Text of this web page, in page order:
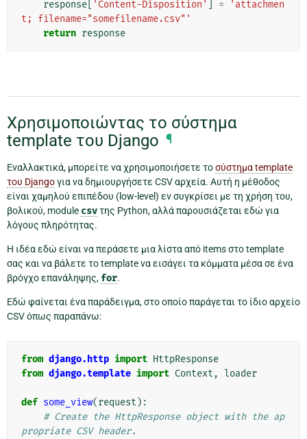
response 'Content-Disposition' =
'attachmen
t; filename="somefilename.csv"'
return response
Χρησιμοποιώντας το σύστημα
template του Django ¶
Εναλλακτικά, μπορείτε να χρησιμοποιήσετε τοσύστημα template
του Djangoγια να δημιουργήσετε CSV αρχεία. Αυτή η μέθοδος
είναι χαμηλού επιπέδου (low-level) εν συγκρίσει με τη χρήση του,
βολικού, module csvτης Python, αλλά παρουσιάζεται εδώ για
λόγους πληρότητας.
Η ιδέα εδώ είναι να περάσετε μια λίστα από items στο template
σας και να βάλετε το template να εισάγει τα κόμματα μέσα σε ένα
βρόγχο επανάληψης, for.
Εδώ φαίνεται ένα παράδειγμα, στο οποίο παράγεται το ίδιο αρχείο
CSV όπως παραπάνω:
from django.http import HttpResponse
from django.template import Context , loader
def some_view(request ):
# Create the HttpResponse object with the ap
propriate CSV header.